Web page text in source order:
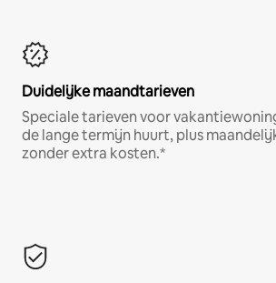
Duidelijke maandtarieven
Speciale tarieven voor
de lange termijn huurt, plus
zonder extra kosten.*